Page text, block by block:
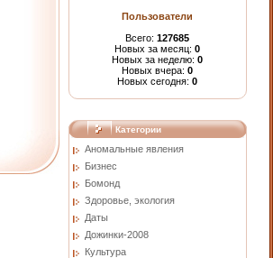
Пользователи
Всего: 127685
Новых за месяц: 0
Новых за неделю: 0
Новых вчера: 0
Новых сегодня: 0
Категории
Аномальные явления
Бизнес
Бомонд
Здоровье, экология
Даты
Дожинки-2008
Культура